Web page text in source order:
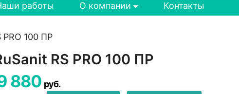
работы О компании Контакты
PRO 100 ПР
RS PRO 100 ПР
880 руб.